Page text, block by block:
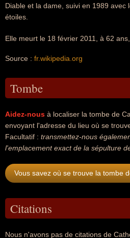
Diable et la dame, suivi en 1989
étoiles.
Elle meurt le 18 février 2011, à 62
Source : fr.wikipedia.org
Tombe
Aidez-nous à localiser la tombe de
envoyant l'adresse du lieu où se
Facultatif : transmettez-nous
l'emplacement exact de la sépulture
Vous savez où se trouve la tombe
Citations
Nous n'avons pas de citations de